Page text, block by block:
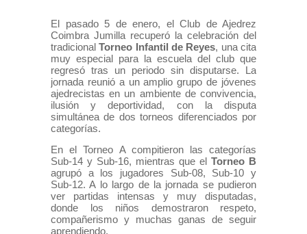
El pasado 5 de enero, el Club de Ajedrez
Coimbra Jumilla recuperó la celebración del
tradicionalTorneo Infantil de Reyes, una cita
muy especial para la escuela del club que
regresó tras un periodo sin disputarse. La
jornada reunió a un amplio grupo de jóvenes
ajedrecistas en un ambiente de convivencia,
ilusión y deportividad, con la disputa
simultánea de dos torneos diferenciados por
categorías.
En el Torneo A compitieron las categorías
Sub-14 y Sub-16, mientras que el Torneo B
agrupó a los jugadores Sub-08, Sub-10 y
Sub-12. A lo largo de la jornada se pudieron
ver partidas intensas y muy disputadas,
donde los niños demostraron respeto,
compañerismo y muchas ganas de seguir
aprendiendo.